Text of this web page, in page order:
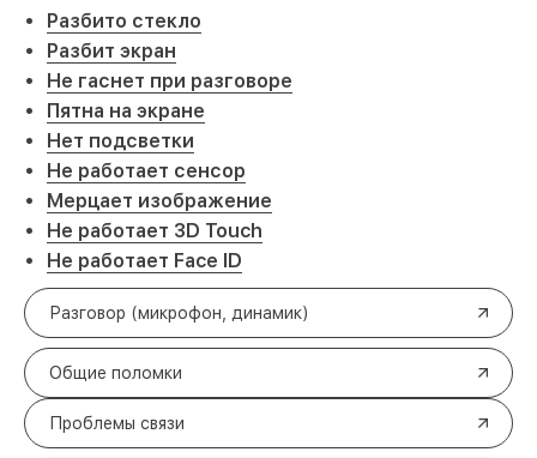
Разбито стекло
Разбит экран
Не гаснет при разговоре
Пятна на экране
Нет подсветки
Не работает сенсор
Мерцает изображение
Не работает 3D Touch
Не работает Face ID
Разговор (микрофон, динамик)
Общие поломки
Проблемы связи